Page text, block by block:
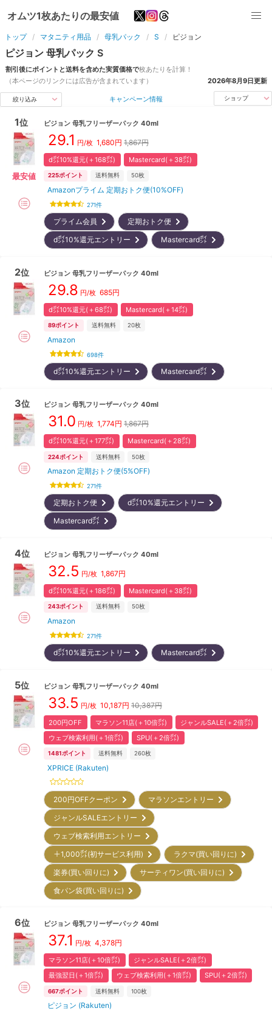
オムツ1枚あたりの最安値
トップ マタニティ用品 母乳パック S ピジョン
ピジョン 母乳パック S
割引後にポイントと送料を含めた実質価格で枚あたりを計算！
（本ページのリンクには広告が含まれています）
2026年8月9日更新
絞り込み キャンペーン情報 ショップ
1位
最安値
ピジョン 母乳フリーザーパック 40ml
29.1 円/枚 1,680円 1,867円
d㌽10%還元(＋168㌽) Mastercard(＋38㌽)
225ポイント 送料無料 50枚
Amazonプライム 定期おトク便(10%OFF)
271件
プライム会員
定期おトク便
d㌽10%還元エントリー
Mastercard㌽
2位 ピジョン 母乳フリーザーパック 40ml
29.8 円/枚 685円
d㌽10%還元(＋68㌽) Mastercard(＋14㌽)
89ポイント 送料無料 20枚
Amazon
698件
d㌽10%還元エントリー Mastercard㌽
3位 ピジョン 母乳フリーザーパック 40ml
31.0 円/枚 1,774円 1,867円
d㌽10%還元(＋177㌽) Mastercard(＋28㌽)
224ポイント 送料無料 50枚
Amazon 定期おトク便(5%OFF)
271件
定期おトク便
d㌽10%還元エントリー
Mastercard㌽
4位 ピジョン 母乳フリーザーパック 40ml
32.5 円/枚 1,867円
d㌽10%還元(＋186㌽) Mastercard(＋38㌽)
243ポイント 送料無料 50枚
Amazon
271件
d㌽10%還元エントリー Mastercard㌽
5位 ピジョン 母乳フリーザーパック 40ml
33.5 円/枚 10,187円 10,387円
200円OFF マラソン11店(＋10倍㌽)
ジャンルSALE(＋2倍㌽)
ウェブ検索利用(＋1倍㌽)
SPU(＋2倍㌽)
1481ポイント 送料無料 260枚
XPRICE (Rakuten)
200円OFFクーポン
マラソンエントリー
ジャンルSALEエントリー
ウェブ検索利用エントリー
＋1,000㌽(初サービス利用)
ラクマ(買い回りに)
楽券(買い回りに)
サーティワン(買い回りに)
食パン袋(買い回りに)
6位 ピジョン 母乳フリーザーパック 40ml
37.1 円/枚 4,378円
マラソン11店(＋10倍㌽)
ジャンルSALE(＋2倍㌽)
最強翌日(＋1倍㌽)
ウェブ検索利用(＋1倍㌽) SPU(＋2倍㌽)
667ポイント 送料無料 100枚
ピジョン (Rakuten)